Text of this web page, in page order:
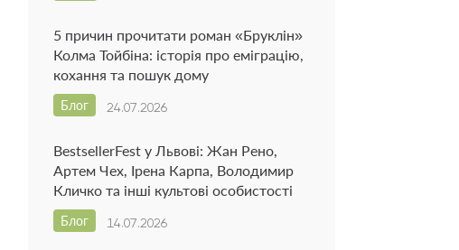
5 причин прочитати роман «Бруклін»
Колма Тойбіна: історія про еміграцію,
кохання та пошук дому
24.07.2026
Блог
BestsellerFest у Львові: Жан Рено,
Артем Чех, Ірена Карпа, Володимир
Кличко та інші культові особистості
14.07.2026
Блог